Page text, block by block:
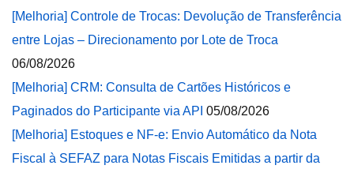
[Melhoria] Controle de Trocas: Devolução de Transferência
entre Lojas – Direcionamento por Lote de Troca
06/08/2026
[Melhoria] CRM: Consulta de Cartões Históricos e
Paginados do Participante via API 05/08/2026
[Melhoria] Estoques e NF-e: Envio Automático da Nota
Fiscal à SEFAZ para Notas Fiscais Emitidas a partir da